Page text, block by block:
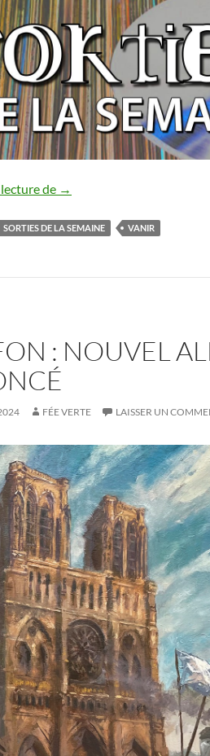
de Les sorties de la semaine
→
SORTIES DE LA SEMAINE VANIR
: NOUVEL
FÉE VERTE LAISSER UN